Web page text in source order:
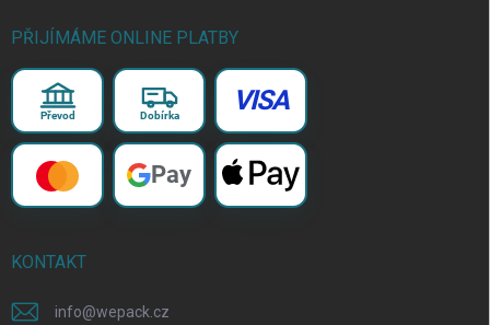
PŘIJÍMÁME ONLINE PLATBY
Převod Dobírka VISA
Pay
KONTAKT
info@wepack.cz